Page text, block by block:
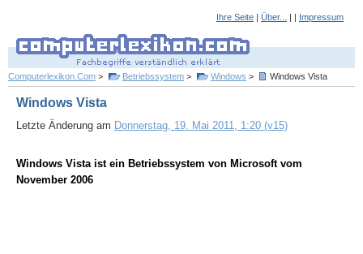
Ihre Seite | Über... | | Impressum
Computerlexikon.Com > Betriebssystem > Windows > Windows Vista
Windows Vista
Letzte Änderung am Donnerstag, 19. Mai 2011, 1:20 (v15)
Windows Vista ist ein Betriebssystem von Microsoft vom
November 2006